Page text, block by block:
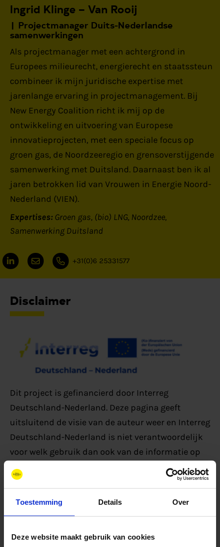
Toestemming Details Over
Deze website maakt gebruik van cookies
Ingrid Klinge – Van Rooij
Projectmanager Duits-Nederlandse
samenwerkingen
Als projectmanager met een achtergrond in
Europees milieurecht, energierecht en staatssteun
combineer ik mijn juridische expertise met
jarenlange ervaring in projectmanagement. Bij
New Energy Coalition richt ik mij op de
ontwikkeling en uitvoering van Europese
innovatieprojecten, met een speciale focus op
groen gas, de Noordzeeregio en grensoverstijgende
samenwerking met Duitsland. Daarnaast ben ik al
jaren betrokken lid van Vrouwen in Energie Noord-
Nederland (VIEN).
Expertises: Groen gas (bio) LNG Noordzee
Samenwerking Duitsland
+31(0)6 25331577
Disclaimer
Dit project is gefinancierd door Interreg
Deutschland-Nederland. Deze pagina geeft
uitsluitend de visie van de auteur weer en Interreg
Deutschland-Nederland is niet verantwoordelijk
voor welk gebruik dan ook van de informatie op
deze pagina.
Projectduur: